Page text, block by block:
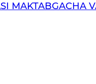
MAKTABGACHA